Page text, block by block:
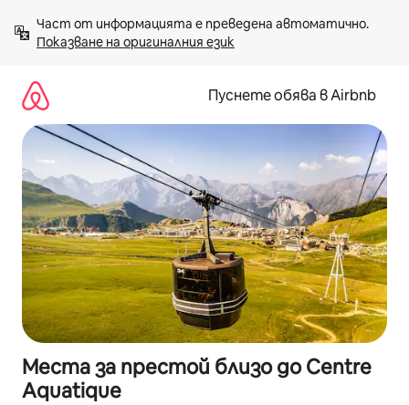
към
съдържанието
Показване на оригиналния език
Пуснете обява в Airbnb
Места за престой близо до Centre
Aquatique